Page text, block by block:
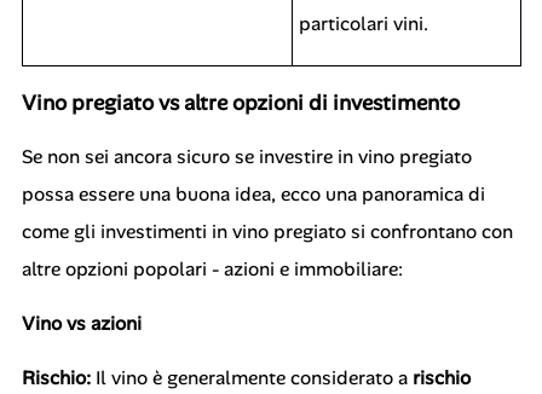
particolari vini.
Vino pregiato vs altre opzioni di investimento
Se non sei ancora sicuro se investire in vino pregiato
possa essere una buona idea, ecco una panoramica di
come gli investimenti in vino pregiato si confrontano con
altre opzioni popolari - azioni e immobiliare:
Vino vs azioni
Rischio:Il vino è generalmente considerato a rischio